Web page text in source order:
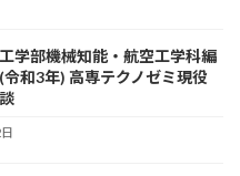
学部機械知能・航空工学科編
令和3年) 高専テクノゼミ現役